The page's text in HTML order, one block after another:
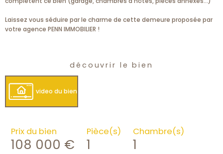
Laissez vous séduire par le charme de cette demeure proposée par
votre agence PENN IMMOBILIER !
découvrir le bien
video du bien
Prix du bien
108 000 €
Pièce(s)
1
Chambre(s)
1